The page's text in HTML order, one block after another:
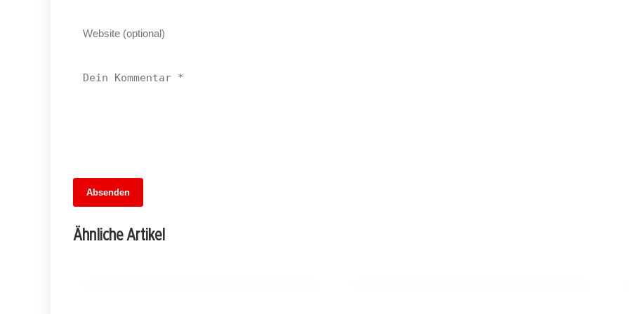
Absenden
Ähnliche Artikel
Fußballfieber im Dreiländer-Showdown:
Wer gewinnt das Wettspiel der